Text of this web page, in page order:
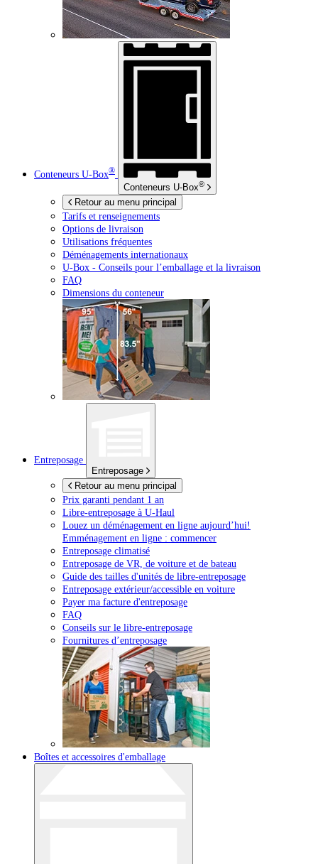
Conteneurs U-Box®
Conteneurs U-Box®
Retour au menu principal
Tarifs et renseignements
Options de livraison
Utilisations fréquentes
Déménagements internationaux
U-Box - Conseils pour l’emballage et la livraison
FAQ
Dimensions du conteneur
Entreposage
Entreposage
Retour au menu principal
Prix garanti pendant 1 an
Libre-entreposage à U-Haul
Louez un déménagement en ligne aujourd’hui!
Emménagement en ligne : commencer
Entreposage climatisé
Entreposage de VR, de voiture et de bateau
Guide des tailles d'unités de libre-entreposage
Entreposage extérieur/accessible en voiture
Payer ma facture d'entreposage
FAQ
Conseils sur le libre-entreposage
Fournitures d’entreposage
Boîtes et accessoires d'emballage